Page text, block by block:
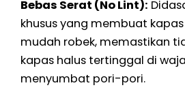
Bebas Serat (No Lint):
khusus yang membuat
mudah robek, memastikan
kapas halus tertinggal di
menyumbat pori-pori.